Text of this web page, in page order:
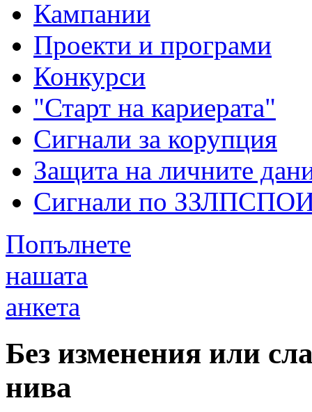
Кампании
Проекти и програми
Конкурси
"Старт на кариерата"
Сигнали за корупция
Защита на личните
Сигнали по
Попълнете
нашата
анкета
Без изменения или
нива